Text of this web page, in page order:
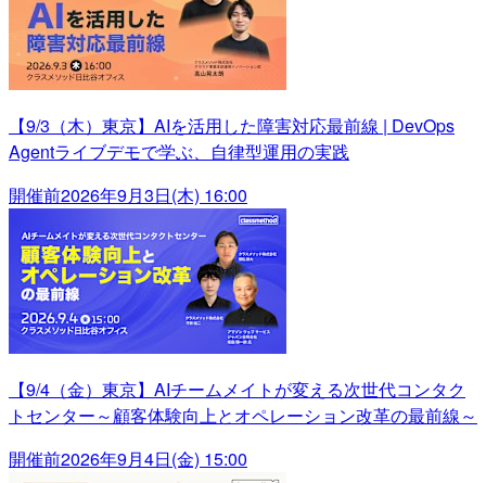
【9/3（木）東京】AIを活用した障害対応最前線 | DevOps
Agentライブデモで学ぶ、自律型運用の実践
開催前2026年9月3日(木) 16:00
【9/4（金）東京】AIチームメイトが変える次世代コンタク
トセンター～顧客体験向上とオペレーション改革の最前線～
開催前2026年9月4日(金) 15:00